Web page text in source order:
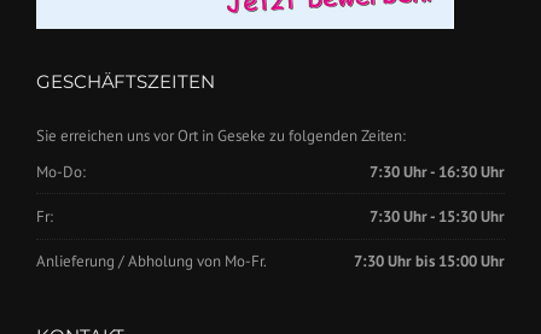
GESCHÄFTSZEITEN
Sie erreichen uns vor Ort in Geseke zu folgenden Zeiten:
Mo-Do:
7:30 Uhr - 16:30 Uhr
Fr: 7:30 Uhr - 15:30 Uhr
Anlieferung / Abholung von Mo-Fr. 7:30 Uhr bis 15:00 Uhr